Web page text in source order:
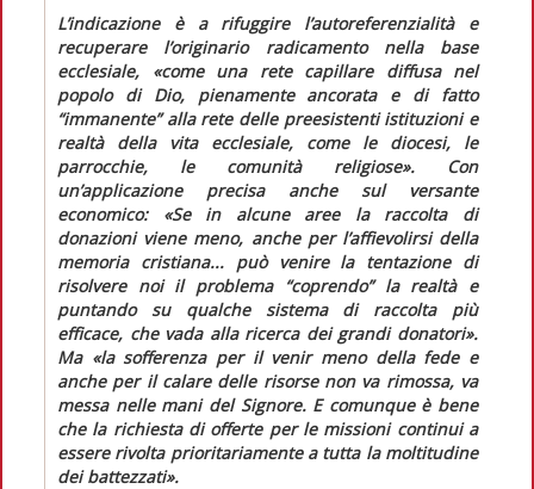
L’indicazione è a rifuggire l’autoreferenzialità e
recuperare l’originario radicamento nella base
ecclesiale, «come una rete capillare diffusa nel
popolo di Dio, pienamente ancorata e di fatto
“immanente” alla rete delle preesistenti istituzioni e
realtà della vita ecclesiale, come le diocesi, le
parrocchie, le comunità religiose».
Con
un’applicazione precisa anche sul versante
economico: «Se in alcune aree la raccolta di
donazioni viene meno, anche per l’affievolirsi della
memoria cristiana... può venire la tentazione di
risolvere noi il problema “coprendo” la realtà e
puntando su qualche sistema di raccolta più
efficace, che vada alla ricerca dei grandi donatori».
Ma «la sofferenza per il venir meno della fede e
anche per il calare delle risorse non va rimossa, va
messa nelle mani del Signore. E comunque è bene
che la richiesta di offerte per le missioni continui a
essere rivolta prioritariamente a tutta la moltitudine
dei battezzati».